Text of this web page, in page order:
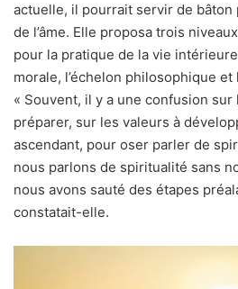
actuelle, il pourrait servir de
de l’âme. Elle proposa trois
pour la pratique de la vie
morale, l’échelon philosophique et
« Souvent, il y a une confusion sur
préparer, sur les valeurs à
ascendant, pour oser parler de
nous parlons de spiritualité sans
nous avons sauté des étapes
constatait-elle.